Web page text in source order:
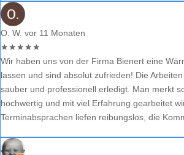
O. W. vor 11 Monaten
★★★★★
Wir haben uns von der Firma Bienert eine
lassen und sind absolut zufrieden! Die
sauber und professionell erledigt. Man merkt
hochwertig und mit viel Erfahrung gearbeitet
Terminabsprachen liefen reibungslos, die